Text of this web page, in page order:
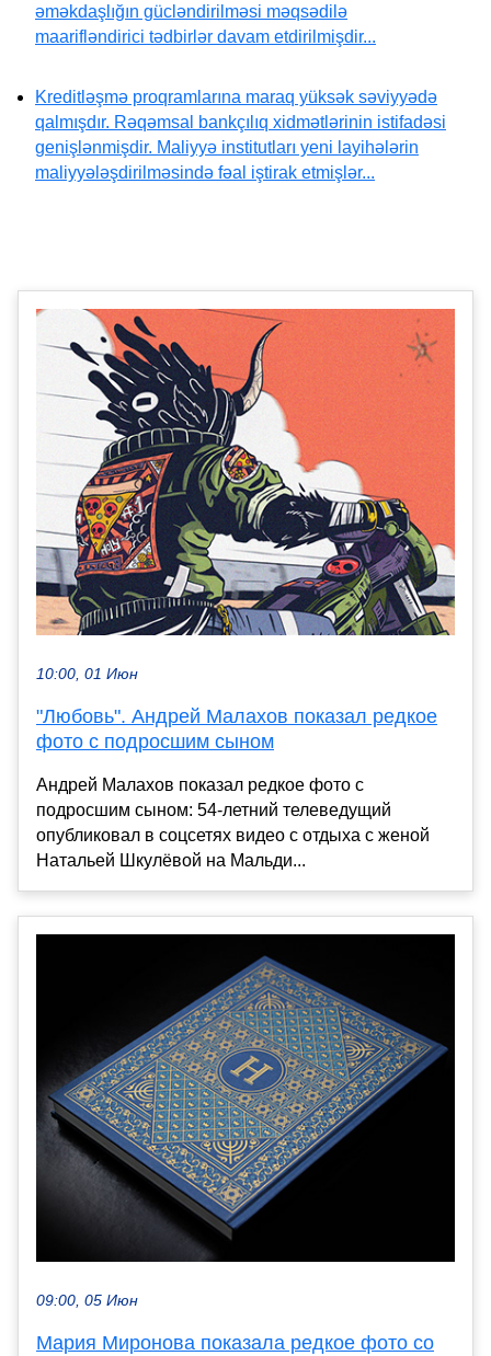
əməkdaşlığın gücləndirilməsi məqsədilə
maarifləndirici tədbirlər davam etdirilmişdir...
Kreditləşmə proqramlarına maraq yüksək səviyyədə
qalmışdır. Rəqəmsal bankçılıq xidmətlərinin istifadəsi
genişlənmişdir. Maliyyə institutları yeni layihələrin
maliyyələşdirilməsində fəal iştirak etmişlər...
10:00, 01 Июн
"Любовь". Андрей Малахов показал редкое
фото с подросшим сыном
Андрей Малахов показал редкое фото с
подросшим сыном: 54-летний телеведущий
опубликовал в соцсетях видео с отдыха с женой
Натальей Шкулёвой на Мальди...
09:00, 05 Июн
Мария Миронова показала редкое фото со